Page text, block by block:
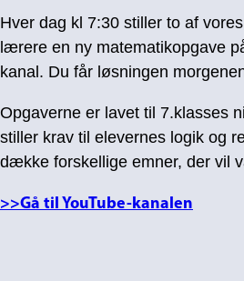
Hver dag kl 7:30 stiller to af
lærere en ny matematikopgave
kanal. Du får løsningen
Opgaverne er lavet til 7.klasses
stiller krav til elevernes logik og
dække forskellige emner, der vil
>>Gå til YouTube-kanalen